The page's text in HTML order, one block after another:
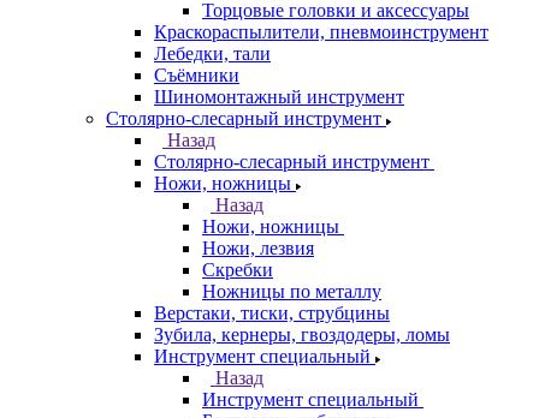
Торцовые головки и аксессуары
Краскораспылители, пневмоинструмент
Лебедки, тали
Съёмники
Шиномонтажный инструмент
Столярно-слесарный инструмент
Назад
Столярно-слесарный инструмент
Ножи, ножницы
Назад
Ножи, ножницы
Ножи, лезвия
Скребки
Ножницы по металлу
Верстаки, тиски, струбцины
Зубила, кернеры, гвоздодеры, ломы
Инструмент специальный
Назад
Инструмент специальный